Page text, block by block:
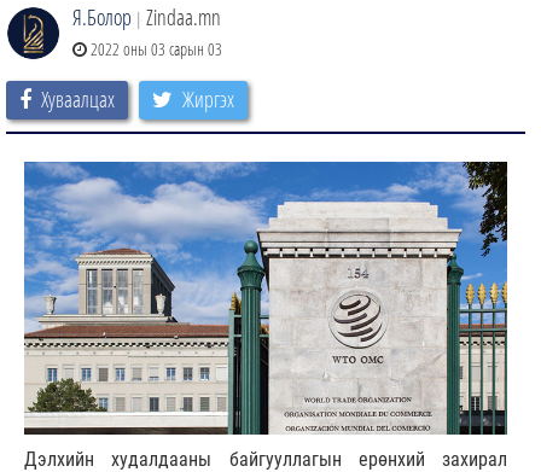
Я.Болор | Zindaa.mn
2022 оны 03 сарын 03
Хуваалцах Жиргэх
Дэлхийн худалдааны байгууллагын ерөнхий захирал